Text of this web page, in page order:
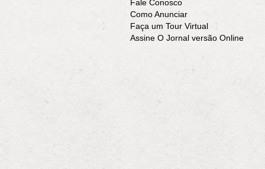
Fale Conosco
Como Anunciar
Faça um Tour Virtual
Assine O Jornal versão Online